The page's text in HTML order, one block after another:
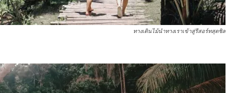
ทางเดินไม้นำทางเราเข้าสู่รีสอร์ทสุดชิล